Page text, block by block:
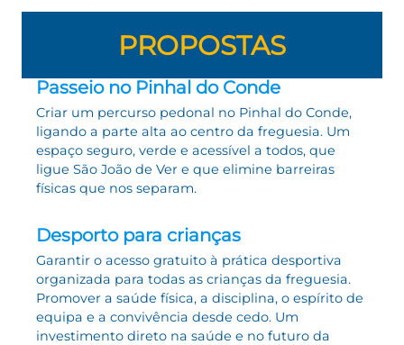
PROPOSTAS
Passeio no Pinhal do Conde
Criar um percurso pedonal no Pinhal do Conde,
ligando a parte alta ao centro da freguesia. Um
espaço seguro, verde e acessível a todos, que
ligue São João de Ver e que elimine barreiras
físicas que nos separam.
Desporto para crianças
Garantir o acesso gratuito à prática desportiva
organizada para todas as crianças da freguesia.
Promover a saúde física, a disciplina, o espírito de
equipa e a convivência desde cedo. Um
investimento direto na saúde e no futuro da